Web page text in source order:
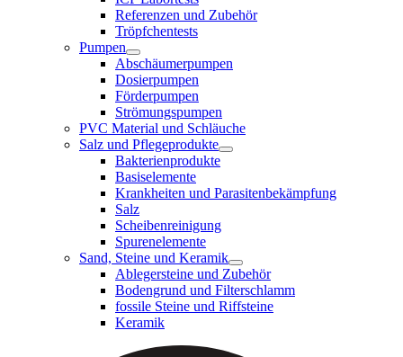
Referenzen und Zubehör
Tröpfchentests
Pumpen
Abschäumerpumpen
Dosierpumpen
Förderpumpen
Strömungspumpen
PVC Material und Schläuche
Salz und Pflegeprodukte
Bakterienprodukte
Basiselemente
Krankheiten und Parasitenbekämpfung
Salz
Scheibenreinigung
Spurenelemente
Sand, Steine und Keramik
Ablegersteine und Zubehör
Bodengrund und Filterschlamm
fossile Steine und Riffsteine
Keramik